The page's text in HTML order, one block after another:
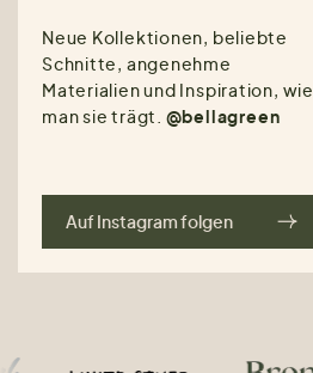
Neue Kollektionen, beliebte
Schnitte, angenehme
Materialien und Inspiration, wie
man sie trägt. @bellagreen
Auf Instagram folgen